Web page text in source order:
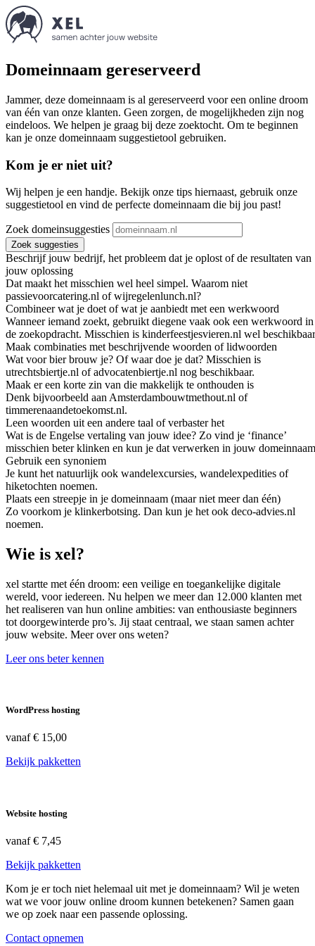
Domeinnaam gereserveerd
Jammer, deze domeinnaam is al gereserveerd voor een online droom
van één van onze klanten. Geen zorgen, de mogelijkheden zijn nog
eindeloos. We helpen je graag bij deze zoektocht. Om te beginnen
kan je onze domeinnaam suggestietool gebruiken.
Kom je er niet uit?
Wij helpen je een handje. Bekijk onze tips hiernaast, gebruik onze
suggestietool en vind de perfecte domeinnaam die bij jou past!
Zoek domeinsuggesties
Zoek suggesties
Beschrijf jouw bedrijf, het probleem dat je oplost of de resultaten van
jouw oplossing
Dat maakt het misschien wel heel simpel. Waarom niet
passievoorcatering.nl of wijregelenlunch.nl?
Combineer wat je doet of wat je aanbiedt met een werkwoord
Wanneer iemand zoekt, gebruikt diegene vaak ook een werkwoord in
de zoekopdracht. Misschien is kinderfeestjesvieren.nl wel
Maak combinaties met beschrijvende woorden of lidwoorden
Wat voor bier brouw je? Of waar doe je dat? Misschien is
utrechtsbiertje.nl of advocatenbiertje.nl nog beschikbaar.
Maak er een korte zin van die makkelijk te onthouden is
Denk bijvoorbeeld aan Amsterdambouwtmethout.nl of
timmerenaandetoekomst.nl.
Leen woorden uit een andere taal of verbaster het
Wat is de Engelse vertaling van jouw idee? Zo vind je ‘finance’
misschien beter klinken en kun je dat verwerken in jouw
Gebruik een synoniem
Je kunt het natuurlijk ook wandelexcursies, wandelexpedities of
hiketochten noemen.
Plaats een streepje in je domeinnaam (maar niet meer dan één)
Zo voorkom je klinkerbotsing. Dan kun je het ook deco-advies.nl
noemen.
Wie is xel?
xel startte met één droom: een veilige en toegankelijke digitale
wereld, voor iedereen. Nu helpen we meer dan 12.000 klanten met
het realiseren van hun online ambities: van enthousiaste beginners
tot doorgewinterde pro’s. Jij staat centraal, we staan samen achter
jouw website. Meer over ons weten?
Leer ons beter kennen
WordPress hosting
vanaf€ 15,00
Bekijk pakketten
Website hosting
vanaf€ 7,45
Bekijk pakketten
Kom je er toch niet helemaal uit met je domeinnaam? Wil je weten
wat we voor jouw online droom kunnen betekenen? Samen gaan
we op zoek naar een passende oplossing.
Contact opnemen